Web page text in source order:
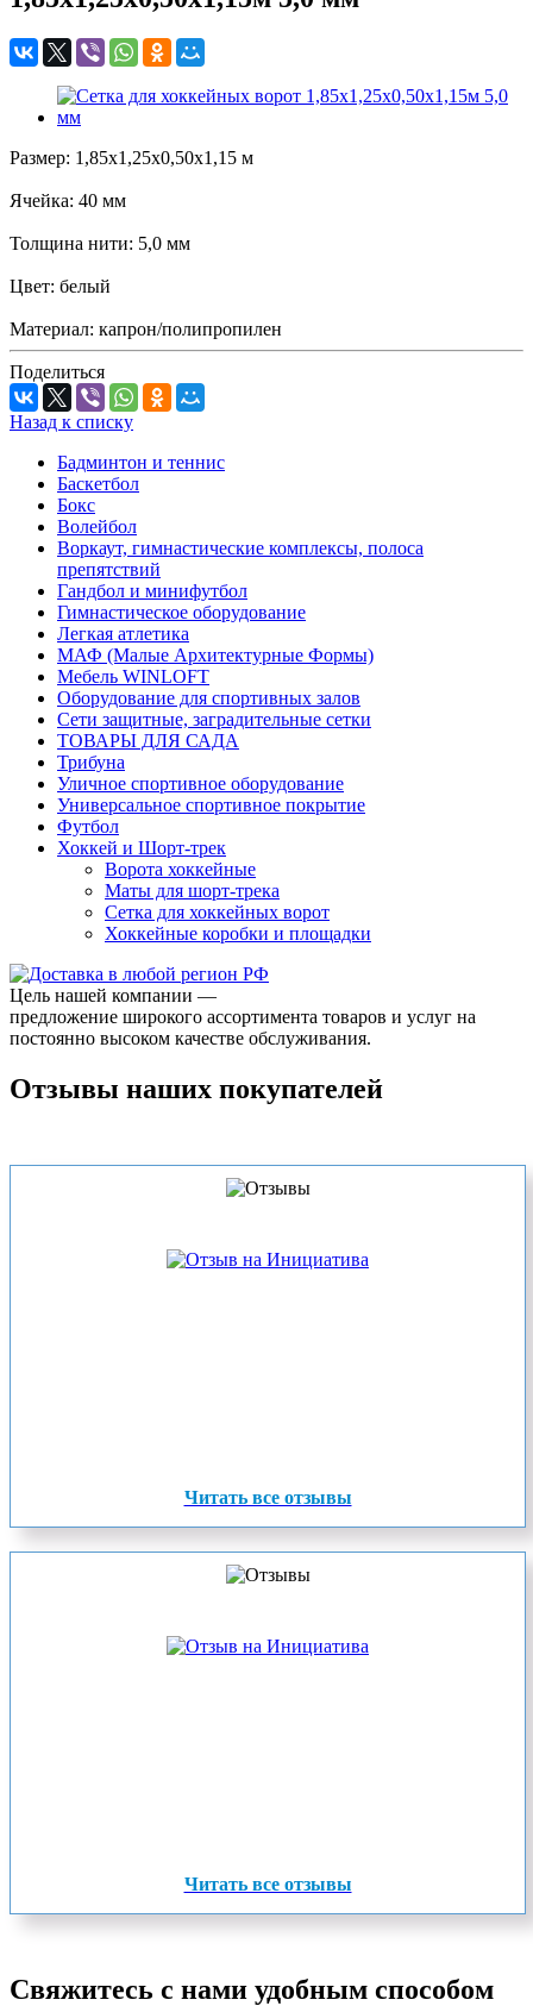
Размер: 1,85х1,25х0,50х1,15 м
Ячейка: 40 мм
Толщина нити: 5,0 мм
Цвет: белый
Материал: капрон/полипропилен
Поделиться
Назад к списку
Бадминтон и теннис
Баскетбол
Бокс
Волейбол
Воркаут, гимнастические комплексы, полоса
препятствий
Гандбол и минифутбол
Гимнастическое оборудование
Легкая атлетика
МАФ (Малые Архитектурные Формы)
Мебель WINLOFT
Оборудование для спортивных залов
Сети защитные, заградительные сетки
ТОВАРЫ ДЛЯ САДА
Трибуна
Уличное спортивное оборудование
Универсальное спортивное покрытие
Футбол
Хоккей и Шорт-трек
Ворота хоккейные
Маты для шорт-трека
Сетка для хоккейных ворот
Хоккейные коробки и площадки
Цель нашей компании —
предложение широкого ассортимента товаров и услуг на
постоянно высоком качестве обслуживания.
Отзывы наших покупателей
Читать все отзывы
Читать все отзывы
Свяжитесь с нами удобным способом